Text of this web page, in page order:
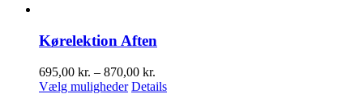
Kørelektion Aften
695,00 kr. – 870,00 kr.
695,00 kr.
Vælg muligheder Dette
Details